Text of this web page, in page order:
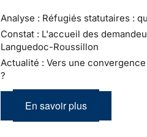
Analyse : Réfugiés statutaires :
Constat : L'accueil des
Languedoc-Roussillon
Actualité : Vers une
?
En savoir plus